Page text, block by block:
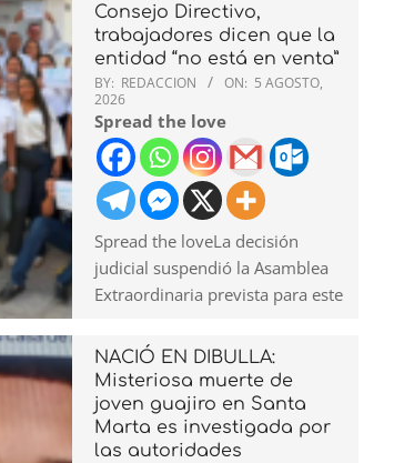
Consejo Directivo,
trabajadores dicen que la
entidad “no está en venta”
BY: REDACCION ON: 5 AGOSTO,
2026
Spread the love
Spread the loveLa decisión
judicial suspendió la Asamblea
Extraordinaria prevista para este
NACIÓ EN DIBULLA:
Misteriosa muerte de
joven guajiro en Santa
Marta es investigada por
las autoridades